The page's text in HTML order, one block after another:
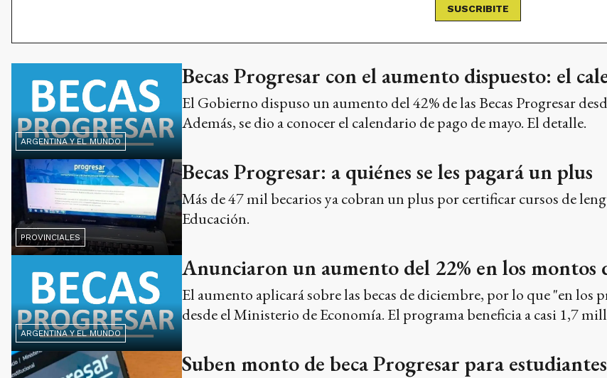
SUSCRIBITE
ARGENTINA Y EL MUNDO
Becas Progresar con el aumento dispuesto: el
El Gobierno dispuso un aumento del 42% de las Becas Progresar
Además, se dio a conocer el calendario de pago de mayo. El detalle.
PROVINCIALES
Becas Progresar: a quiénes se les pagará un plus
Más de 47 mil becarios ya cobran un plus por certificar cursos de
Educación.
ARGENTINA Y EL MUNDO
Anunciaron un aumento del 22% en los montos
El aumento aplicará sobre las becas de diciembre, por lo que "en los
desde el Ministerio de Economía. El programa beneficia a casi 1,7
Suben monto de beca Progresar para